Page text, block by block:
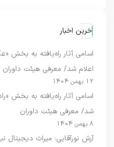
آخرین اخبار
اسامی آثار راه‌یافته به بخش
اعلام شد/ معرفی هیئت داوران
12 بهمن 1404
اسامی آثار راه‌یافته به بخش
شد/ معرفی هیئت داوران
8 بهمن 1404
آرش نورآقایی: میراث دیجیتال